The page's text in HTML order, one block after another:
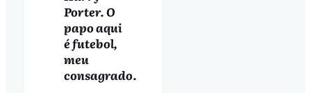
Porter. O
papo aqui
é futebol,
meu
consagrado.